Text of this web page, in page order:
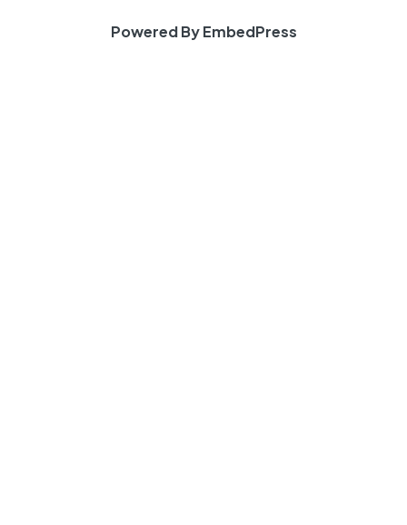
Powered By EmbedPress